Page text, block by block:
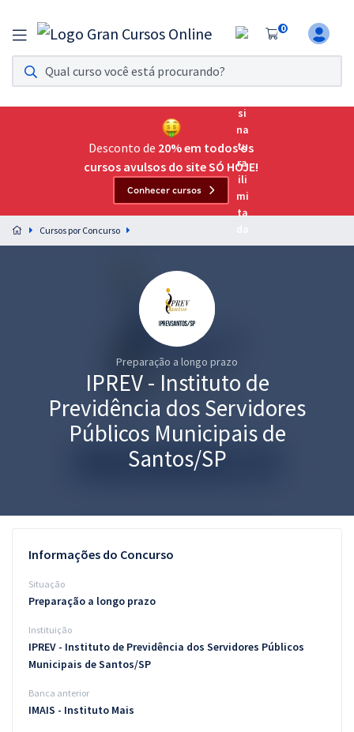
0
Assinatura Ilimitada 11
Acesso a todos os cursos. Teste grátis por 7 dias!
Assinatura OAB Até Passar
Acesso ilimitado a toda preparação para o Exame da
Preparação completa e intensiva para as principais
residências em saúde do Brasil
Graduação
Questões grátis
Conteúdo gratuito
Blog
Aprovados
Atendimento
Desconto de 20% em todos os
cursos avulsos do site SÓ HOJE!
Conhecer cursos
Cursos por Concurso
Preparação a longo prazo
IPREV - Instituto de
Previdência dos Servidores
Públicos Municipais de
Santos/SP
Informações do Concurso
Situação
Preparação a longo prazo
Instituição
IPREV - Instituto de Previdência dos Servidores Públicos
Municipais de Santos/SP
Banca anterior
IMAIS - Instituto Mais